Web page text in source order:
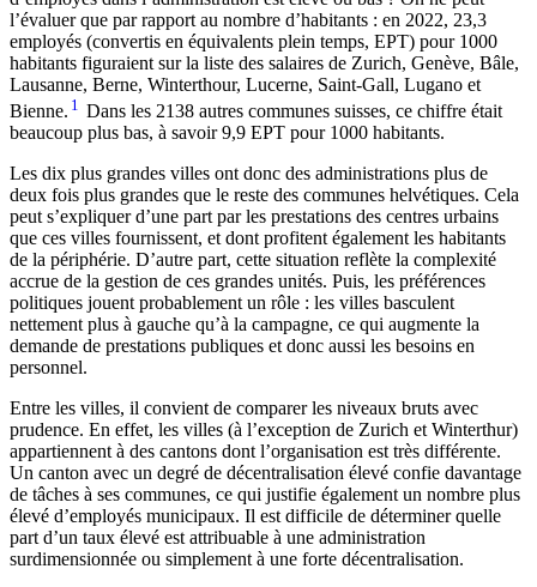
l’évaluer que par rapport au nombre d’habitants : en 2022, 23,3
employés (convertis en équivalents plein temps, EPT) pour 1000
habitants figuraient sur la liste des salaires de Zurich, Genève, Bâle,
Lausanne, Berne, Winterthour, Lucerne, Saint-Gall, Lugano et
Bienne. 1 Dans les 2138 autres communes suisses, ce chiffre était
beaucoup plus bas, à savoir 9,9 EPT pour 1000 habitants.
Les dix plus grandes villes ont donc des administrations plus de
deux fois plus grandes que le reste des communes helvétiques. Cela
peut s’expliquer d’une part par les prestations des centres urbains
que ces villes fournissent, et dont profitent également les habitants
de la périphérie. D’autre part, cette situation reflète la complexité
accrue de la gestion de ces grandes unités. Puis, les préférences
politiques jouent probablement un rôle : les villes basculent
nettement plus à gauche qu’à la campagne, ce qui augmente la
demande de prestations publiques et donc aussi les besoins en
personnel.
Entre les villes, il convient de comparer les niveaux bruts avec
prudence. En effet, les villes (à l’exception de Zurich et Winterthur)
appartiennent à des cantons dont l’organisation est très différente.
Un canton avec un degré de décentralisation élevé confie davantage
de tâches à ses communes, ce qui justifie également un nombre plus
élevé d’employés municipaux. Il est difficile de déterminer quelle
part d’un taux élevé est attribuable à une administration
surdimensionnée ou simplement à une forte décentralisation.